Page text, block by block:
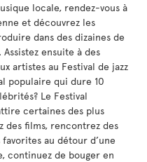
locale, rendez-vous à
et découvrez les
dans des dizaines de
ensuite à des
artistes au Festival de jazz
populaire qui dure 10
Le Festival
certaines des plus
des films, rencontrez des
au détour d’une
continuez de bouger en